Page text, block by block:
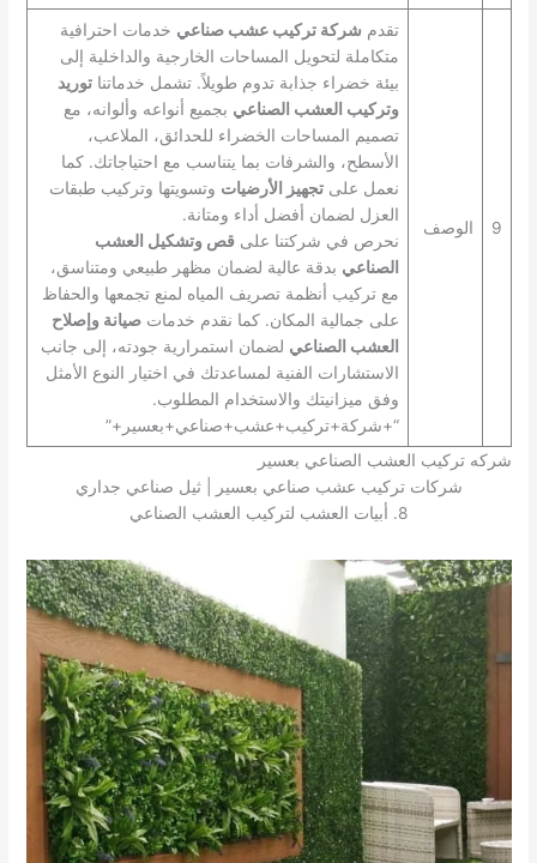
9 الوصف
تقدم شركة تركيب عشب صناعي خدمات احترافية
متكاملة لتحويل المساحات الخارجية والداخلية إلى
بيئة خضراء جذابة تدوم طويلاً. تشمل خدماتنا توريد
وتركيب العشب الصناعي بجميع أنواعه وألوانه، مع
تصميم المساحات الخضراء للحدائق، الملاعب،
الأسطح، والشرفات بما يتناسب مع احتياجاتك. كما
نعمل على تجهيز الأرضيات وتسويتها وتركيب طبقات
العزل لضمان أفضل أداء ومتانة.
نحرص في شركتنا على قص وتشكيل العشب
الصناعي بدقة عالية لضمان مظهر طبيعي ومتناسق،
مع تركيب أنظمة تصريف المياه لمنع تجمعها والحفاظ
على جمالية المكان. كما نقدم خدمات صيانة وإصلاح
العشب الصناعي لضمان استمرارية جودته، إلى جانب
الاستشارات الفنية لمساعدتك في اختيار النوع الأمثل
وفق ميزانيتك والاستخدام المطلوب.
“+شركة+تركيب+عشب+صناعي+بعسير+”
شركه تركيب العشب الصناعي بعسير
شركات تركيب عشب صناعي بعسير | ثيل صناعي جداري
8. أبيات العشب لتركيب العشب الصناعي